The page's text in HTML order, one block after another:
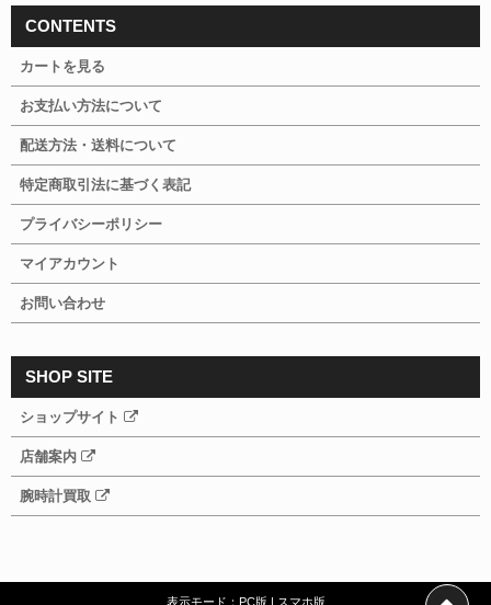
CONTENTS
カートを見る
お支払い方法について
配送方法・送料について
特定商取引法に基づく表記
プライバシーポリシー
マイアカウント
お問い合わせ
SHOP SITE
ショップサイト
店舗案内
腕時計買取
表示モード： PC版 | スマホ版